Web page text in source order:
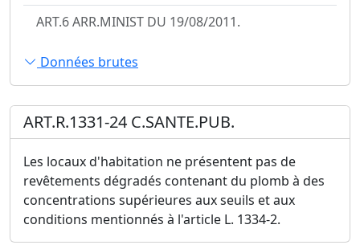
ART.6 ARR.MINIST DU 19/08/2011.
Données brutes
ART.R.1331-24 C.SANTE.PUB.
Les locaux d'habitation ne présentent pas de
revêtements dégradés contenant du plomb à des
concentrations supérieures aux seuils et aux
conditions mentionnés à l'article L. 1334-2.